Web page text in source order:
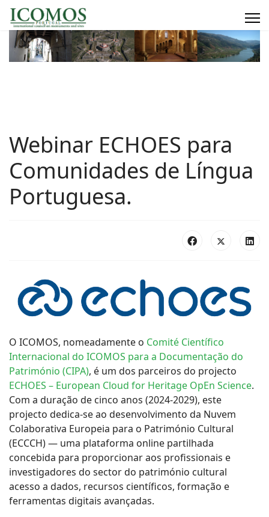
Webinar ECHOES para
Comunidades de Língua
Portuguesa.
O ICOMOS, nomeadamente o Comité Científico
Internacional do ICOMOS para a Documentação do
Património (CIPA), é um dos parceiros do projecto
ECHOES – European Cloud for Heritage OpEn Science.
Com a duração de cinco anos (2024-2029), este
projecto dedica-se ao desenvolvimento da Nuvem
Colaborativa Europeia para o Património Cultural
(ECCCH) — uma plataforma online partilhada
concebida para proporcionar aos profissionais e
investigadores do sector do património cultural
acesso a dados, recursos científicos, formação e
ferramentas digitais avançadas.